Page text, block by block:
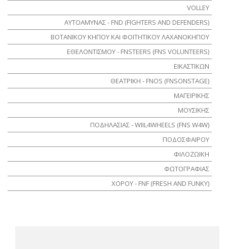
VOLLEY
ΑΥΤΟΑΜΥΝΑΣ - FND (FIGHTERS AND DEFENDERS)
ΒΟΤΑΝΙΚΟΥ ΚΗΠΟΥ ΚΑΙ ΦΟΙΤΗΤΙΚΟΥ ΛΑΧΑΝΟΚΗΠΟΥ
ΕΘΕΛΟΝΤΙΣΜΟΥ - FNSTEERS (FNS VOLUNTEERS)
ΕΙΚΑΣΤΙΚΩΝ
ΘΕΑΤΡΙΚΗ - FNOS (FNSONSTAGE)
ΜΑΓΕΙΡΙΚΗΣ
ΜΟΥΣΙΚΗΣ
ΠΟΔΗΛΑΣΙΑΣ - WIIL4WHEELS (FNS W4W)
ΠΟΔΟΣΦΑΙΡΟΥ
ΦΙΛΟΖΩΙΚΗ
ΦΩΤΟΓΡΑΦΙΑΣ
ΧΟΡΟΥ - FNF (FRESH AND FUNKY)